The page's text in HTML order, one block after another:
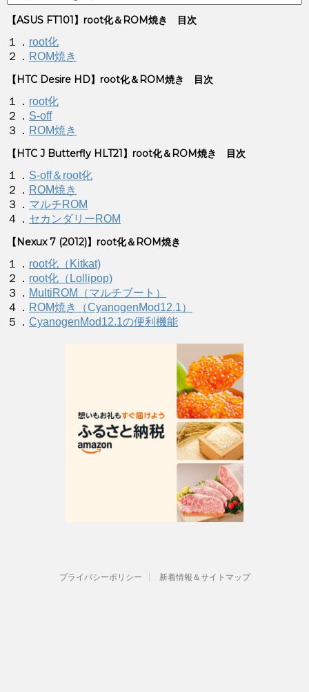
【ASUS FT101】root化＆ROM焼き 目次
１． root化
２． ROM焼き
【HTC Desire HD】root化＆ROM焼き 目次
１． root化
２． S-off
３． ROM焼き
【HTC J Butterfly HLT21】root化＆ROM焼き 目次
１． S-off＆root化
２． ROM焼き
３． マルチROM
４． セカンダリーROM
【Nexux 7 (2012)】root化＆ROM焼き
１． root化（Kitkat)
２． root化（Lollipop)
３． MultiROM（マルチブート）
４． ROM焼き（CyanogenMod12.1）
５． CyanogenMod12.1の便利機能
プライバシーポリシー 新着情報＆サイトマップ